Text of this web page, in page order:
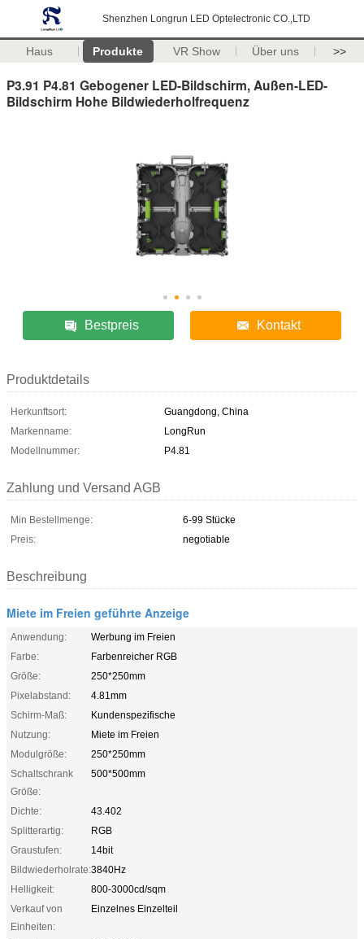
Shenzhen Longrun LED Optelectronic CO.,LTD
Haus Produkte VR Show Über uns >>
P3.91 P4.81 Gebogener LED-Bildschirm, Außen-LED-
Bildschirm Hohe Bildwiederholfrequenz
Bestpreis Kontakt
Produktdetails
Herkunftsort:
Guangdong, China
Markenname:
LongRun
Modellnummer:
P4.81
Zahlung und Versand AGB
Min Bestellmenge:
6-99 Stücke
Preis:
negotiable
Beschreibung
Miete im Freien geführte Anzeige
Anwendung:
Werbung im Freien
Farbe:
Farbenreicher RGB
Größe:
250*250mm
Pixelabstand:
4.81mm
Schirm-Maß:
Kundenspezifische
Nutzung:
Miete im Freien
Modulgröße:
250*250mm
Schaltschrank
Größe:
500*500mm
Dichte:
43.402
Splitterartig:
RGB
Graustufen:
14bit
Bildwiederholrate:3840Hz
Helligkeit:
800-3000cd/sqm
Verkauf von
Einheiten:
Einzelnes Einzelteil